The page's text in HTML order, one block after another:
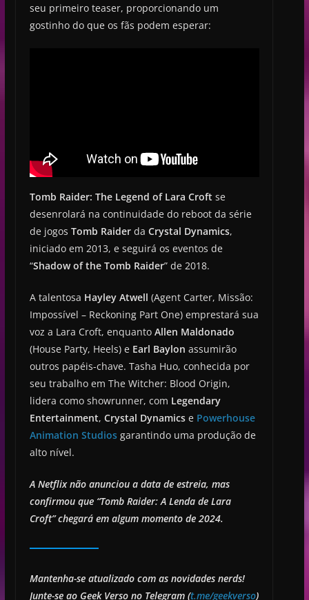
seu primeiro teaser, proporcionando um
gostinho do que os fãs podem esperar:
Tomb Raider: The Legend of Lara Croft se
desenrolará na continuidade do reboot da série
de jogos Tomb Raiderda Crystal Dynamics,
iniciado em 2013, e seguirá os eventos de
“Shadow of the Tomb Raider” de 2018.
A talentosa Hayley Atwell (Agent Carter, Missão:
Impossível – Reckoning Part One) emprestará sua
voz a Lara Croft, enquanto Allen Maldonado
(House Party, Heels) e Earl Baylon assumirão
outros papéis-chave. Tasha Huo, conhecida por
seu trabalho em The Witcher: Blood Origin,
lidera como showrunner, com Legendary
Entertainment, Crystal Dynamics e Powerhouse
Animation Studiosgarantindo uma produção de
alto nível.
A Netflix não anunciou a data de estreia, mas
confirmou que “Tomb Raider: A Lenda de Lara
Croft” chegará em algum momento de 2024.
Mantenha-se atualizado com as novidades nerds!
Junte-se ao Geek Verso no Telegram (t.me/geekverso)